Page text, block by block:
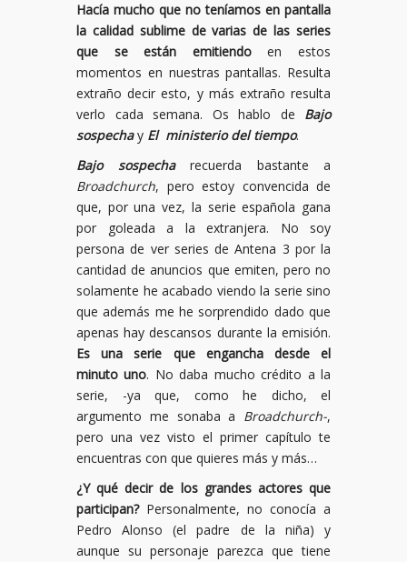
Hacía mucho que no teníamos en pantalla
la calidad sublime de varias de las series
que se están emitiendoen estos
momentos en nuestras pantallas. Resulta
extraño decir esto, y más extraño resulta
verlo cada semana. Os hablo de Bajo
sospechay El ministerio del tiempo.
Bajo sospecharecuerda bastante a
Broadchurch, pero estoy convencida de
que, por una vez, la serie española gana
por goleada a la extranjera. No soy
persona de ver series de Antena 3 por la
cantidad de anuncios que emiten, pero no
solamente he acabado viendo la serie sino
que además me he sorprendido dado que
apenas hay descansos durante la emisión.
Es una serie que engancha desde el
minuto uno. No daba mucho crédito a la
serie, -ya que, como he dicho, el
argumento me sonaba a Broadchurch-,
pero una vez visto el primer capítulo te
encuentras con que quieres más y más…
¿Y qué decir de los grandes actores que
participan?Personalmente, no conocía a
Pedro Alonso (el padre de la niña) y
aunque su personaje parezca que tiene